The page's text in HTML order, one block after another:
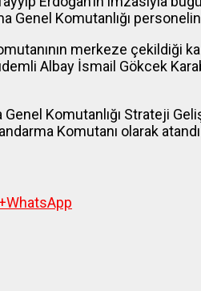
Genel Komutanlığı
merkeze çekildiği
Albay İsmail Gökcek
Komutanlığı Strateji
Komutanı olarak
WhatsApp